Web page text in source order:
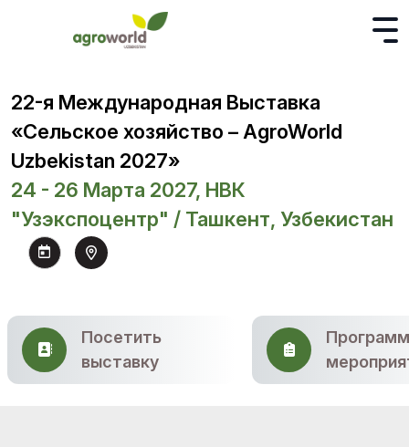
22-я Международная Выставка
«Сельское хозяйство – AgroWorld
Uzbekistan 2027»
24 - 26 Марта 2027, НВК
"Узэкспоцентр" / Ташкент, Узбекистан
Посетить
выставку